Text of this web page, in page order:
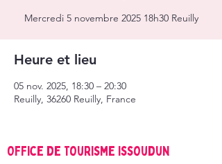
Mercredi 5 novembre 2025 18h30 Reuilly
Heure et lieu
05 nov. 2025, 18:30 – 20:30
Reuilly, 36260 Reuilly, France
Office de Tourisme Issoudun